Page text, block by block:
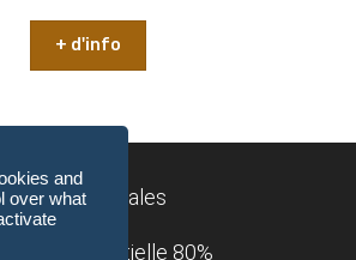
+ d'info
Mentions légales
: partielle 80%
and
over what